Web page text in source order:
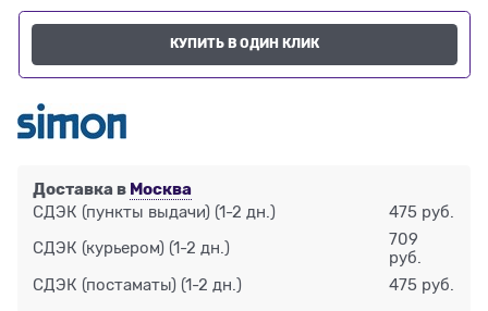
КУПИТЬ В ОДИН КЛИК
Доставка в Москва
СДЭК (пункты выдачи) (1-2 дн.) 475 руб.
СДЭК (курьером) (1-2 дн.)
709
руб.
СДЭК (постаматы) (1-2 дн.) 475 руб.